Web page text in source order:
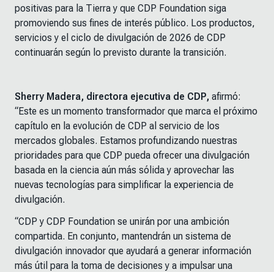
positivas para la Tierra y que CDP Foundation siga
promoviendo sus fines de interés público. Los productos,
servicios y el ciclo de divulgación de 2026 de CDP
continuarán según lo previsto durante la transición.
Sherry Madera, directora ejecutiva de CDP, afirmó:
“Este es un momento transformador que marca el próximo
capítulo en la evolución de CDP al servicio de los
mercados globales. Estamos profundizando nuestras
prioridades para que CDP pueda ofrecer una divulgación
basada en la ciencia aún más sólida y aprovechar las
nuevas tecnologías para simplificar la experiencia de
divulgación.
“CDP y CDP Foundation se unirán por una ambición
compartida. En conjunto, mantendrán un sistema de
divulgación innovador que ayudará a generar información
más útil para la toma de decisiones y a impulsar una